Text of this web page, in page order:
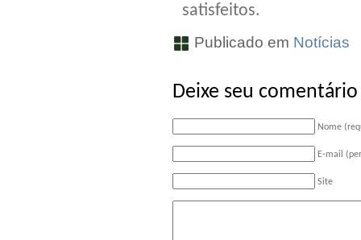
satisfeitos.
Publicado em Notícias
Deixe seu comentário
Nome
E-mail
Site